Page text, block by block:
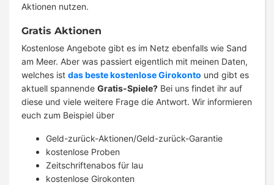
Aktionen nutzen.
Gratis Aktionen
Kostenlose Angebote gibt es im Netz ebenfalls wie Sand
am Meer. Aber was passiert eigentlich mit meinen Daten,
welches ist das beste kostenlose Girokonto und gibt es
aktuell spannende Gratis-Spiele? Bei uns findet ihr auf
diese und viele weitere Frage die Antwort. Wir informieren
euch zum Beispiel über
Geld-zurück-Aktionen/Geld-zurück-Garantie
kostenlose Proben
Zeitschriftenabos für lau
kostenlose Girokonten